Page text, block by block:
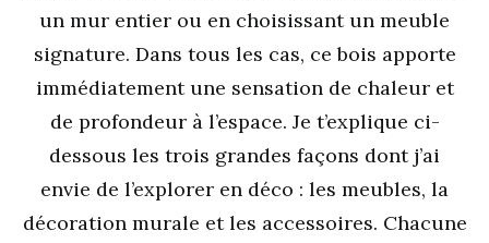
un mur entier ou en choisissant un meuble
signature. Dans tous les cas, ce bois apporte
immédiatement une sensation de chaleur et
de profondeur à l’espace. Je t’explique ci-
dessous les trois grandes façons dont j’ai
envie de l’explorer en déco : les meubles, la
décoration murale et les accessoires. Chacune